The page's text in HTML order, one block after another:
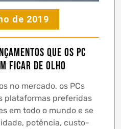
de 2019
que os PC
ficar de olho
no mercado, os PCs
plataformas preferidas
em todo o mundo e se
potência, custo-